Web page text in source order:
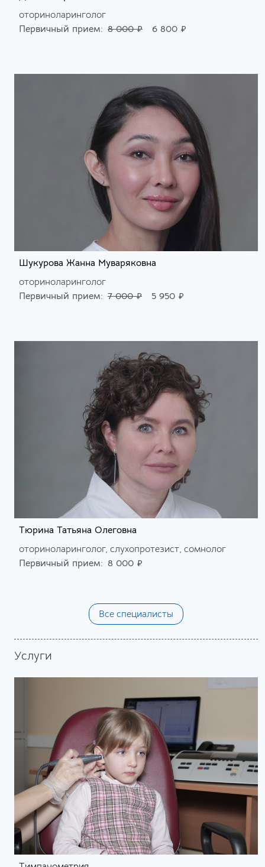
оториноларинголог
Первичный прием: 8 000 ₽ 6 800 ₽
Шукурова Жанна Муваряковна
оториноларинголог
Первичный прием: 7 000 ₽ 5 950 ₽
Тюрина Татьяна Олеговна
оториноларинголог, слухопротезист, сомнолог
Первичный прием: 8 000 ₽
Все специалисты
Услуги